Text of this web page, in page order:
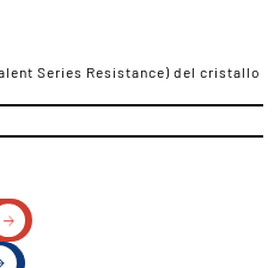
Series Resistance) del cristallo